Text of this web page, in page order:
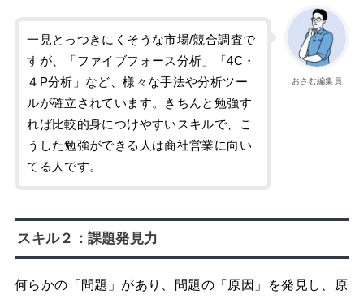
おさむ編集員
一見とっつきにくそうな市場/競合調査で
すが、「ファイブフォース分析」「4C・
４P分析」など、様々な手法や分析ツー
ルが確立されています。きちんと勉強す
れば比較的身につけやすいスキルで、こ
うした勉強ができる人は商社営業に向い
てる人です。
スキル２：課題発見力
何らかの「問題」があり、問題の「原因」を発見し、原